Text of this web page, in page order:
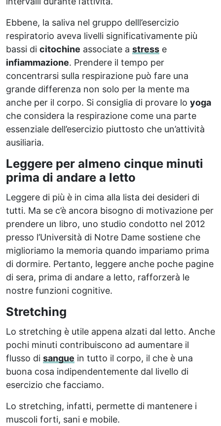
Ebbene, la saliva nel gruppo delll’esercizio
respiratorio aveva livelli significativamente più
bassi di citochine associate a stress e
infiammazione. Prendere il tempo per
concentrarsi sulla respirazione può fare una
grande differenza non solo per la mente ma
anche per il corpo. Si consiglia di provare lo yoga
che considera la respirazione come una parte
essenziale dell’esercizio piuttosto che un’attività
ausiliaria.
Leggere per almeno cinque minuti
prima di andare a letto
Leggere di più è in cima alla lista dei desideri di
tutti. Ma se c’è ancora bisogno di motivazione per
prendere un libro, uno studio condotto nel 2012
presso l’Università di Notre Dame sostiene che
miglioriamo la memoria quando impariamo prima
di dormire. Pertanto, leggere anche poche pagine
di sera, prima di andare a letto, rafforzerà le
nostre funzioni cognitive.
Stretching
Lo stretching è utile appena alzati dal letto. Anche
pochi minuti contribuiscono ad aumentare il
flusso di sangue in tutto il corpo, il che è una
buona cosa indipendentemente dal livello di
esercizio che facciamo.
Lo stretching, infatti, permette di mantenere i
muscoli forti, sani e mobile.